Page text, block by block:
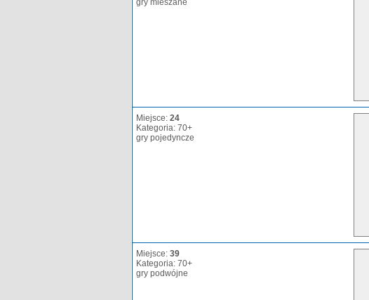
gry mieszane
Miejsce: 24
Kategoria: 70+
gry pojedyncze
Miejsce: 39
Kategoria: 70+
gry podwójne